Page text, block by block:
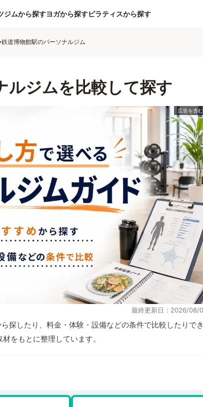
ジムから探すヨガから探すピラティスから探す
鉄道博物館駅のパーソナルジム
ルジムを比較して探す
最終更新日：2026/08/
探したり、料金・体験・設備などの条件で比較したりで
をもとに整理しています。